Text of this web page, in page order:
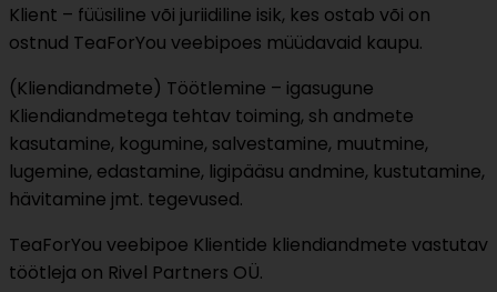
Klient – füüsiline või juriidiline isik, kes ostab või on
ostnud TeaForYou veebipoes müüdavaid kaupu.
(Kliendiandmete) Töötlemine – igasugune
Kliendiandmetega tehtav toiming, sh andmete
kasutamine, kogumine, salvestamine, muutmine,
lugemine, edastamine, ligipääsu andmine, kustutamine,
hävitamine jmt. tegevused.
TeaForYou veebipoe Klientide kliendiandmete vastutav
töötleja on Rivel Partners OÜ.